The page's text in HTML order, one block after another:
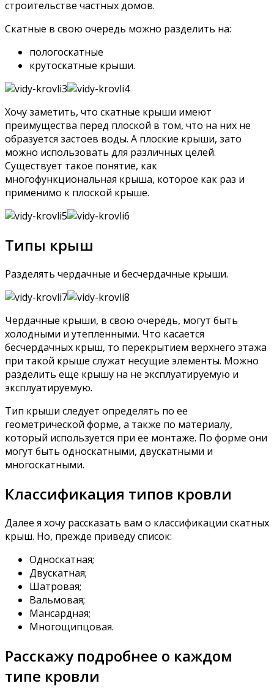
строительстве частных домов.
Скатные в свою очередь можно разделить на:
пологоскатные
крутоскатные крыши.
Хочу заметить, что скатные крыши имеют
преимущества перед плоской в том, что на них не
образуется застоев воды. А плоские крыши, зато
можно использовать для различных целей.
Существует такое понятие, как
многофункциональная крыша, которое как раз и
применимо к плоской крыше.
Типы крыш
Разделять чердачные и бесчердачные крыши.
Чердачные крыши, в свою очередь, могут быть
холодными и утепленными. Что касается
бесчердачных крыш, то перекрытием верхнего этажа
при такой крыше служат несущие элементы. Можно
разделить еще крышу на не эксплуатируемую и
эксплуатируемую.
Тип крыши следует определять по ее
геометрической форме, а также по материалу,
который используется при ее монтаже. По форме они
могут быть односкатными, двускатными и
многоскатными.
Классификация типов кровли
Далее я хочу рассказать вам о классификации скатных
крыш. Но, прежде приведу список:
Односкатная;
Двускатная;
Шатровая;
Вальмовая;
Мансардная;
Многощипцовая.
Расскажу подробнее о каждом
типе кровли